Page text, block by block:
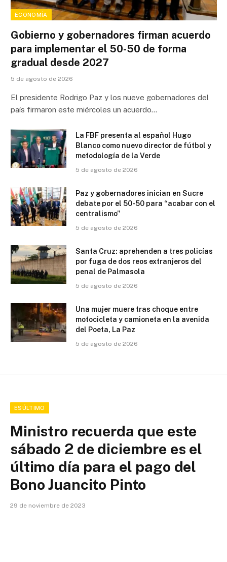
ECONOMÍA
Gobierno y gobernadores firman acuerdo
para implementar el 50-50 de forma
gradual desde 2027
5 de agosto de 2026
El presidente Rodrigo Paz y los nueve gobernadores del
país firmaron este miércoles un acuerdo…
La FBF presenta al español Hugo
Blanco como nuevo director de fútbol y
metodología de la Verde
5 de agosto de 2026
Paz y gobernadores inician en Sucre
debate por el 50-50 para “acabar con el
centralismo”
5 de agosto de 2026
Santa Cruz: aprehenden a tres policías
por fuga de dos reos extranjeros del
penal de Palmasola
5 de agosto de 2026
Una mujer muere tras choque entre
motocicleta y camioneta en la avenida
del Poeta, La Paz
5 de agosto de 2026
ESÚLTIMO
Ministro recuerda que este
sábado 2 de diciembre es el
último día para el pago del
Bono Juancito Pinto
29 de noviembre de 2023